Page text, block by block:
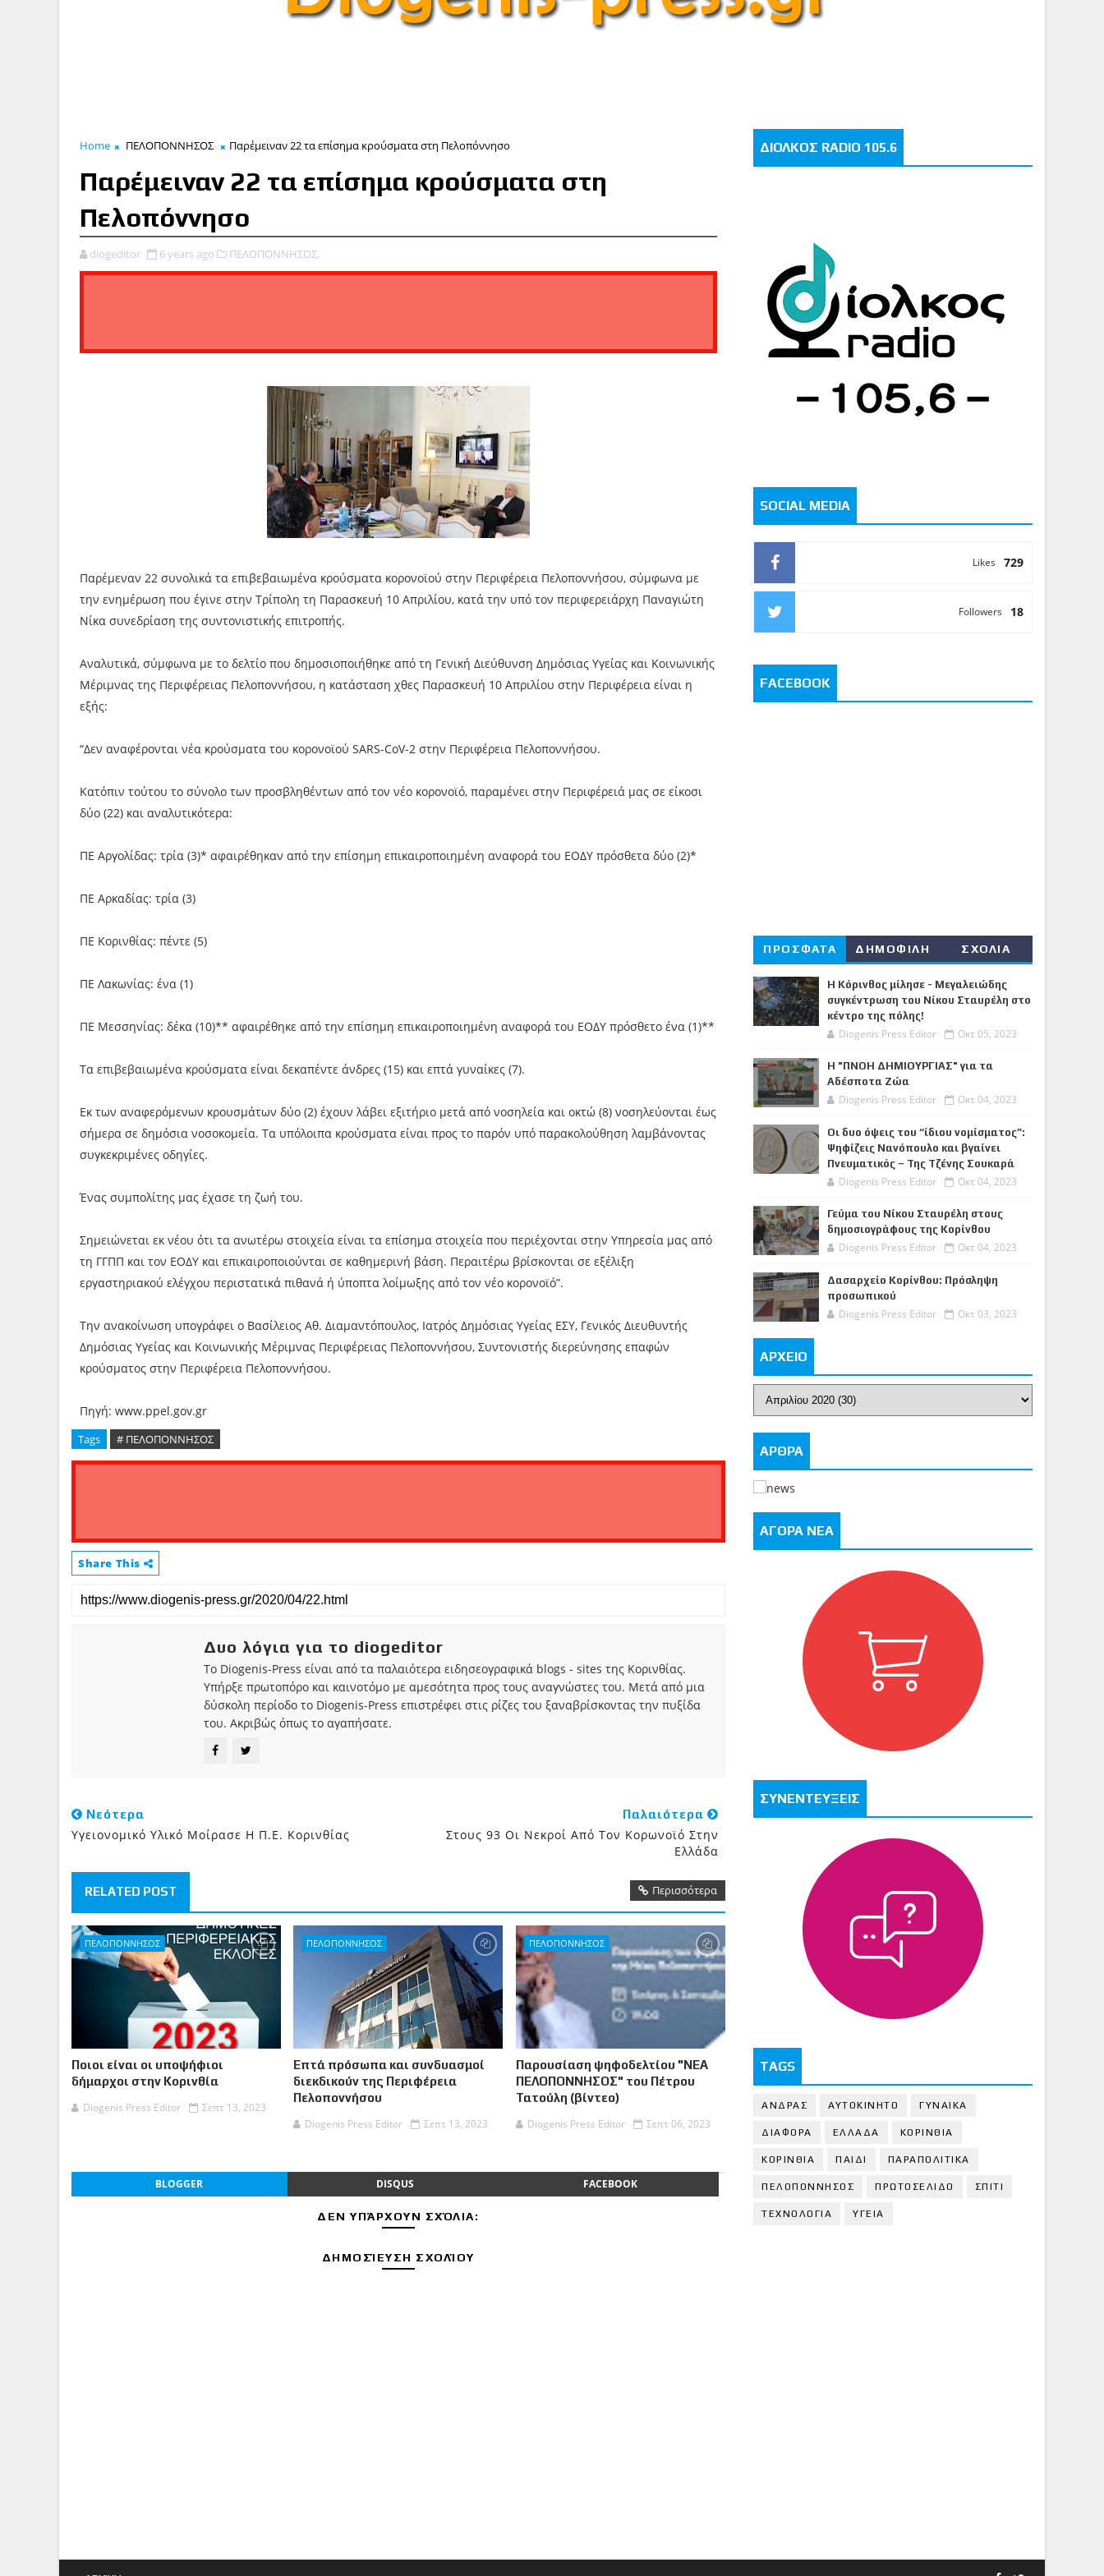
Home ΠΕΛΟΠΟΝΝΗΣΟΣ Παρέμειναν 22 τα επίσημα κρούσματα στη Πελοπόννησο
Παρέμειναν 22 τα επίσημα κρούσματα στη
Πελοπόννησο
diogeditor 6 years ago ΠΕΛΟΠΟΝΝΗΣΟΣ,
Παρέμεναν 22 συνολικά τα επιβεβαιωμένα κρούσματα κορονοϊού στην Περιφέρεια Πελοποννήσου, σύμφωνα με
την ενημέρωση που έγινε στην Τρίπολη τη Παρασκευή 10 Απριλίου, κατά την υπό τον περιφερειάρχη Παναγιώτη
Νίκα συνεδρίαση της συντονιστικής επιτροπής.
Αναλυτικά, σύμφωνα με το δελτίο που δημοσιοποιήθηκε από τη Γενική Διεύθυνση Δημόσιας Υγείας και Κοινωνικής
Μέριμνας της Περιφέρειας Πελοποννήσου, η κατάσταση χθες Παρασκευή 10 Απριλίου στην Περιφέρεια είναι η
εξής:
“Δεν αναφέρονται νέα κρούσματα του κορονοϊού SARS-CoV-2 στην Περιφέρεια Πελοποννήσου.
Κατόπιν τούτου το σύνολο των προσβληθέντων από τον νέο κορονοϊό, παραμένει στην Περιφέρειά μας σε είκοσι
δύο (22) και αναλυτικότερα:
ΠΕ Αργολίδας: τρία (3)* αφαιρέθηκαν από την επίσημη επικαιροποιημένη αναφορά του ΕΟΔΥ πρόσθετα δύο (2)*
ΠΕ Αρκαδίας: τρία (3)
ΠΕ Κορινθίας: πέντε (5)
ΠΕ Λακωνίας: ένα (1)
ΠΕ Μεσσηνίας: δέκα (10)** αφαιρέθηκε από την επίσημη επικαιροποιημένη αναφορά του ΕΟΔΥ πρόσθετο ένα (1)**
Τα επιβεβαιωμένα κρούσματα είναι δεκαπέντε άνδρες (15) και επτά γυναίκες (7).
Εκ των αναφερόμενων κρουσμάτων δύο (2) έχουν λάβει εξιτήριο μετά από νοσηλεία και οκτώ (8) νοσηλεύονται έως
σήμερα σε δημόσια νοσοκομεία. Τα υπόλοιπα κρούσματα είναι προς το παρόν υπό παρακολούθηση λαμβάνοντας
συγκεκριμένες οδηγίες.
Ένας συμπολίτης μας έχασε τη ζωή του.
Σημειώνεται εκ νέου ότι τα ανωτέρω στοιχεία είναι τα επίσημα στοιχεία που περιέχονται στην Υπηρεσία μας από
τη ΓΓΠΠ και τον ΕΟΔΥ και επικαιροποιούνται σε καθημερινή βάση. Περαιτέρω βρίσκονται σε εξέλιξη
εργαστηριακού ελέγχου περιστατικά πιθανά ή ύποπτα λοίμωξης από τον νέο κορονοϊό”.
Την ανακοίνωση υπογράφει ο Βασίλειος Αθ. Διαμαντόπουλος, Ιατρός Δημόσιας Υγείας ΕΣΥ, Γενικός Διευθυντής
Δημόσιας Υγείας και Κοινωνικής Μέριμνας Περιφέρειας Πελοποννήσου, Συντονιστής διερεύνησης επαφών
κρούσματος στην Περιφέρεια Πελοποννήσου.
Πηγή: www.ppel.gov.gr
Tags # ΠΕΛΟΠΟΝΝΗΣΟΣ
Share This
Δυο λόγια για το diogeditor
Το Diogenis-Press είναι από τα παλαιότερα ειδησεογραφικά blogs - sites της Κορινθίας.
Υπήρξε πρωτοπόρο και καινοτόμο με αμεσότητα προς τους αναγνώστες του. Μετά από μια
δύσκολη περίοδο το Diogenis-Press επιστρέφει στις ρίζες του ξαναβρίσκοντας την πυξίδα
του. Ακριβώς όπως το αγαπήσατε.
Νεότερα
Υγειονομικό Υλικό Μοίρασε Η Π.Ε. Κορινθίας
Παλαιότερα
Στους 93 Οι Νεκροί Από Τον Κορωνοϊό Στην
Ελλάδα
RELATED POST Περισσότερα
ΠΕΛΟΠΟΝΝΗΣΟΣ
Ποιοι είναι οι υποψήφιοι
δήμαρχοι στην Κορινθία
Diogenis Press Editor
Σεπτ 13, 2023
ΠΕΛΟΠΟΝΝΗΣΟΣ
Επτά πρόσωπα και συνδυασμοί
διεκδικούν της Περιφέρεια
Πελοποννήσου
Diogenis Press Editor
Σεπτ 13, 2023
ΠΕΛΟΠΟΝΝΗΣΟΣ
Παρουσίαση ψηφοδελτίου "ΝΕΑ
ΠΕΛΟΠΟΝΝΗΣΟΣ" του Πέτρου
Τατούλη (βίντεο)
Diogenis Press Editor
Σεπτ 06, 2023
BLOGGER DISQUS FACEBOOK
ΔΕΝ ΥΠΆΡΧΟΥΝ ΣΧΌΛΙΑ:
ΔΗΜΟΣΊΕΥΣΗ ΣΧΟΛΊΟΥ
ΔΙΟΛΚΟΣ RADIO 105.6
SOCIAL MEDIA
729
Likes
18
Followers
FACEBOOK
ΠΡΟΣΦΑΤΑ ΔΗΜΟΦΙΛΗ ΣΧΟΛΙΑ
Η Κόρινθος μίλησε - Μεγαλειώδης
συγκέντρωση του Νίκου Σταυρέλη στο
κέντρο της πόλης!
Diogenis Press Editor Οκτ 05, 2023
Η "ΠΝΟΗ ΔΗΜΙΟΥΡΓΙΑΣ" για τα
Αδέσποτα Ζώα
Diogenis Press Editor Οκτ 04, 2023
Οι δυο όψεις του “ίδιου νομίσματος”:
Ψηφίζεις Νανόπουλο και βγαίνει
Πνευματικός – Της Τζένης Σουκαρά
Diogenis Press Editor Οκτ 04, 2023
Γεύμα του Νίκου Σταυρέλη στους
δημοσιογράφους της Κορίνθου
Diogenis Press Editor Οκτ 04, 2023
Δασαρχείο Κορίνθου: Πρόσληψη
προσωπικού
Diogenis Press Editor Οκτ 03, 2023
ΑΡΧΕΙΟ
ΑΡΘΡΑ
ΑΓΟΡΑ ΝΕΑ
ΣΥΝΕΝΤΕΥΞΕΙΣ
TAGS
ΑΝΔΡΑΣ ΑΥΤΟΚΙΝΗΤΟ ΓΥΝΑΙΚΑ
ΔΙΑΦΟΡΑ ΕΛΛΑΔΑ ΚΟΡΙΝΘΙΑ
ΚΟΡΙΝΘΙA ΠΑΙΔΙ ΠΑΡΑΠΟΛΙΤΙΚΑ
ΠΕΛΟΠΟΝΝΗΣΟΣ ΠΡΩΤΟΣΕΛΙΔΟ ΣΠΙΤΙ
ΤΕΧΝΟΛΟΓΙΑ ΥΓΕΙΑ